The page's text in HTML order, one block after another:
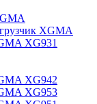
XGMA
XG931
XG942
XG953